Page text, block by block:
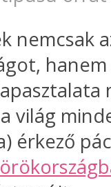
nemcsak
világ
érkező